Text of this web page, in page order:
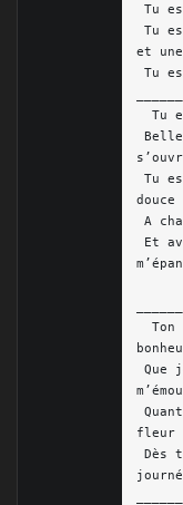
Tu es mon égal,
Tu es telle que nous ne faisons qu’une
et
Tu es mon diamant vert
  Tu es comme la rosée du matin
Belle comme une fleur qui vient de
Tu es chaque jour mon rayon de soleil,
douce
A chaque endroit, je te vois partout
  Ton sourire exprime un tel océan de
Que je ne peux m’empêcher de
Quant à ta beauté, elle est comme une
fleur
Dès ton apparition, tu égaies ma